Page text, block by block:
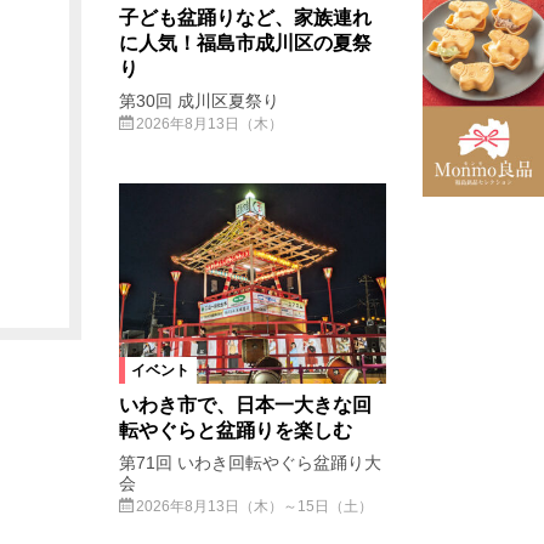
子ども盆踊りなど、家族連れ
に人気！福島市成川区の夏祭
り
第30回 成川区夏祭り
2026年8月13日（木）
イベント
いわき市で、日本一大きな回
転やぐらと盆踊りを楽しむ
第71回 いわき回転やぐら盆踊り大
会
2026年8月13日（木）～15日（土）